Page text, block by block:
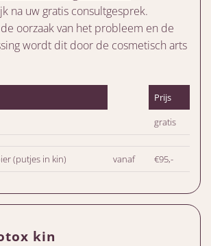
na uw gratis consultgesprek.
oorzaak van het probleem en de
wordt dit door de cosmetisch arts
Prijs
gratis
(putjes in kin) vanaf €95,-
kin